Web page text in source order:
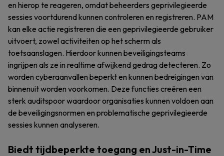
en hierop te reageren, omdat beheerders geprivilegieerde
sessies voortdurend kunnen controleren en registreren. PAM
kan elke actie registreren die een geprivilegieerde gebruiker
uitvoert, zowel activiteiten op het scherm als
toetsaanslagen. Hierdoor kunnen beveiligingsteams
ingrijpen als ze in realtime afwijkend gedrag detecteren. Zo
worden cyberaanvallen beperkt en kunnen bedreigingen van
binnenuit worden voorkomen. Deze functies creëren een
sterk auditspoor waardoor organisaties kunnen voldoen aan
de beveiligingsnormen en problematische geprivilegieerde
sessies kunnen analyseren.
Biedt tijdbeperkte toegang en Just-in-Time